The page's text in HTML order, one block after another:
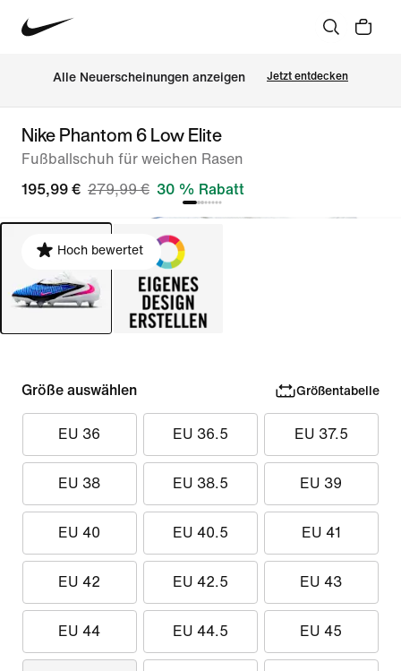
Alle Neuerscheinungen anzeigen Jetzt entdecken
Nike Phantom 6 Low Elite
Fußballschuh für weichen Rasen
195,99 € 279,99 € 30 % Rabatt
Hoch bewertet
Größe auswählen Größentabelle
EU 36 EU 36.5 EU 37.5
EU 38 EU 38.5 EU 39
EU 40 EU 40.5 EU 41
EU 42 EU 42.5 EU 43
EU 44 EU 44.5 EU 45